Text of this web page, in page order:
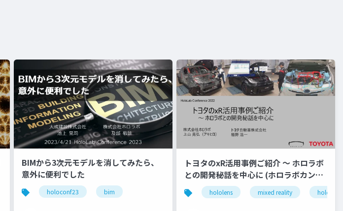
BIMから3次元モデルを消してみたら、
意外に便利でした
holoconf23 bim
トヨタのxR活用事例ご紹介 ～ ホロラボ
との開発秘話を中心に (ホロラボカンフ
ァレンス 2022 トヨタ自動車株式会社 栢
野様 発表スライド)
hololens mixed reality